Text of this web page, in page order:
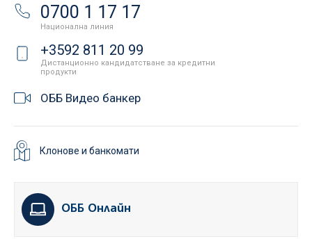
0700 1 17 17
Национална линия
+3592 811 20 99
Дистанционно кандидатстване за кредитни
продукти
ОББ Видео банкер
Клонове и банкомати
ОББ Онлайн